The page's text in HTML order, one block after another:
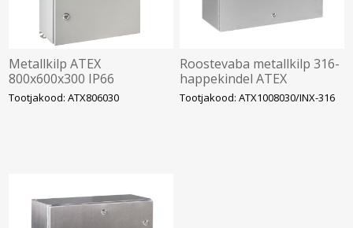
Metallkilp ATEX
800x600x300 IP66
mont.plaadiga, IDE
Tootjakood: ATX806030
Roostevaba metallkilp 316-
happekindel ATEX
1000x800x300
mont.plaadiga IP66, IDE
Tootjakood: ATX1008030/INX-316